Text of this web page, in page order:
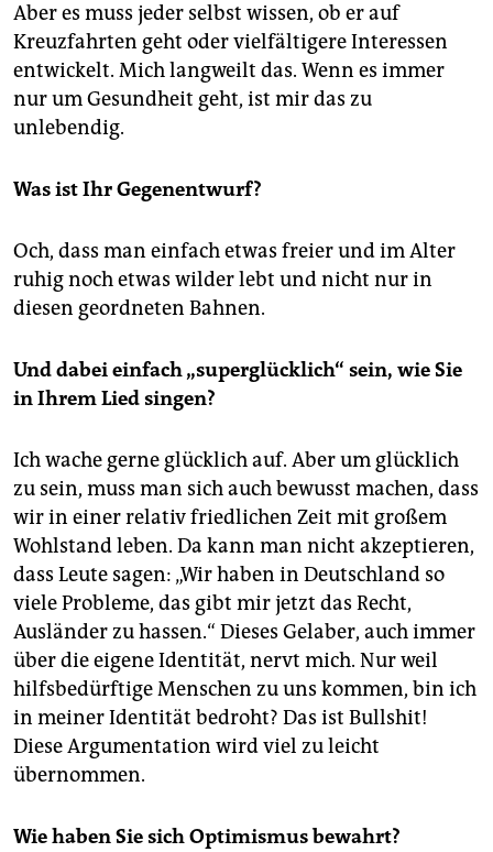
Aber es muss jeder selbst wissen, ob er auf
Kreuzfahrten geht oder vielfältigere Interessen
entwickelt. Mich langweilt das. Wenn es immer
nur um Gesundheit geht, ist mir das zu
unlebendig.
Was ist Ihr Gegenentwurf?
Och, dass man einfach etwas freier und im Alter
ruhig noch etwas wilder lebt und nicht nur in
diesen geordneten Bahnen.
Und dabei einfach „superglücklich“ sein, wie Sie
in Ihrem Lied singen?
Ich wache gerne glücklich auf. Aber um glücklich
zu sein, muss man sich auch bewusst machen, dass
wir in einer relativ friedlichen Zeit mit großem
Wohlstand leben. Da kann man nicht akzeptieren,
dass Leute sagen: „Wir haben in Deutschland so
viele Probleme, das gibt mir jetzt das Recht,
Ausländer zu hassen.“ Dieses Gelaber, auch immer
über die eigene Identität, nervt mich. Nur weil
hilfsbedürftige Menschen zu uns kommen, bin ich
in meiner Identität bedroht? Das ist Bullshit!
Diese Argumentation wird viel zu leicht
übernommen.
Wie haben Sie sich Optimismus bewahrt?